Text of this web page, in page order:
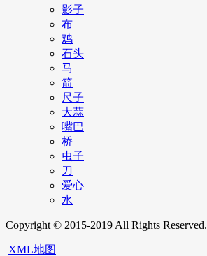
影子
布
鸡
石头
马
箭
尺子
大蒜
嘴巴
桥
虫子
刀
爱心
水
Copyright © 2015-2019 All Rights Reserved.
XML地图